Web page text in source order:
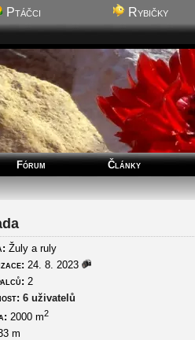
Ptáčci Rybičky
Fórum Články
Žuly a ruly
24. 8. 2023
2
6 uživatelů
2000 m2
m